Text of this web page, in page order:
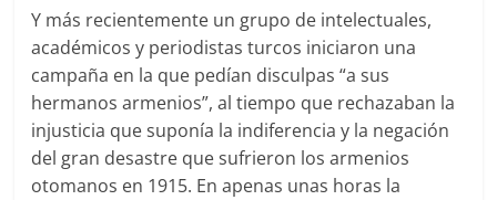
Y más recientemente un grupo de intelectuales,
académicos y periodistas turcos iniciaron una
campaña en la que pedían disculpas “a sus
hermanos armenios”, al tiempo que rechazaban la
injusticia que suponía la indiferencia y la negación
del gran desastre que sufrieron los armenios
otomanos en 1915. En apenas unas horas la